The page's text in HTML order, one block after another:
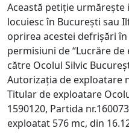
Această petiție
locuiesc în București sau
oprirea acestei defrișări
permisiuni de “Lucrăre
către Ocolul Silvic
Autorizația de exploatare
Titular de exploatare
1590120, Partida
exploatat 576 mc, din